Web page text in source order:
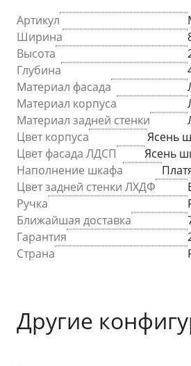
Артикул
Ширина
Высота
Глубина
Материал фасада
Материал корпуса
Материал задней стенки
Цвет корпуса
Ясень
Цвет фасада ЛДСП
Ясень
Наполнение шкафа
Цвет задней стенки ЛХДФ
Ручка
Ближайшая доставка
Гарантия
Страна
Другие